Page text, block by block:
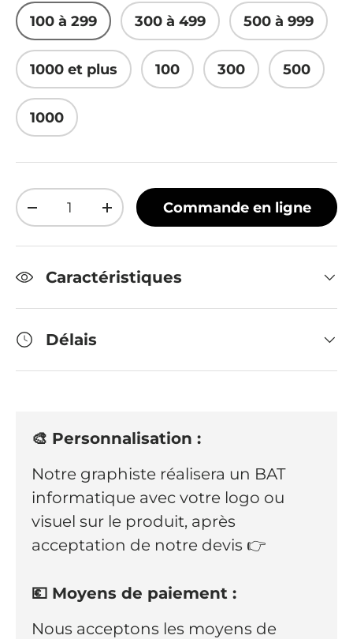
100 à 299 300 à 499 500 à 999
1000 et plus 100 300 500
1000
Qté
Diminuer la quantité
Augmenter la quantité
Commande en ligne
Caractéristiques
Délais
🎨 Personnalisation :
Notre graphiste réalisera un BAT
informatique avec votre logo ou
visuel sur le produit, après
acceptation de notre devis 👉
💶 Moyens de paiement :
Nous acceptons les moyens de